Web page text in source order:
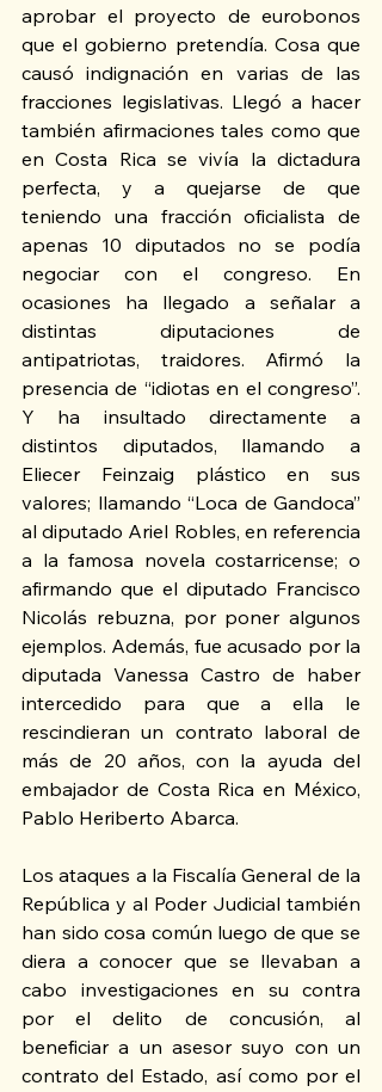
aprobar el proyecto de eurobonos
que el gobierno pretendía. Cosa que
causó indignación en varias de las
fracciones legislativas. Llegó a hacer
también afirmaciones tales como que
en Costa Rica se vivía la dictadura
perfecta, y a quejarse de que
teniendo una fracción oficialista de
apenas 10 diputados no se podía
negociar con el congreso. En
ocasiones ha llegado a señalar a
distintas diputaciones de
antipatriotas, traidores. Afirmó la
presencia de “idiotas en el congreso”.
Y ha insultado directamente a
distintos diputados, llamando a
Eliecer Feinzaig plástico en sus
valores; llamando “Loca de Gandoca”
al diputado Ariel Robles, en referencia
a la famosa novela costarricense; o
afirmando que el diputado Francisco
Nicolás rebuzna, por poner algunos
ejemplos. Además, fue acusado por la
diputada Vanessa Castro de haber
intercedido para que a ella le
rescindieran un contrato laboral de
más de 20 años, con la ayuda del
embajador de Costa Rica en México,
Pablo Heriberto Abarca.
Los ataques a la Fiscalía General de la
República y al Poder Judicial también
han sido cosa común luego de que se
diera a conocer que se llevaban a
cabo investigaciones en su contra
por el delito de concusión, al
beneficiar a un asesor suyo con un
contrato del Estado, así como por el